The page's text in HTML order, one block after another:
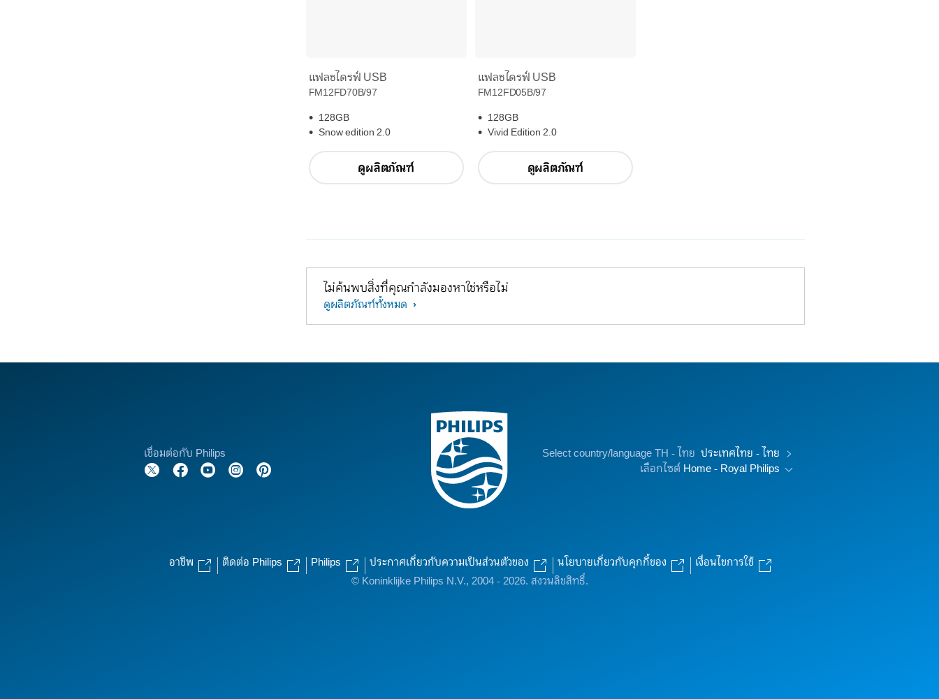
แฟลชไดรฟ์ USB
FM12FD70B/97
128GB
Snow edition 2.0
ดูผลิตภัณฑ์
แฟลชไดรฟ์ USB
FM12FD05B/97
128GB
Vivid Edition 2.0
ดูผลิตภัณฑ์
ไม่ค้นพบสิ่งที่คุณกำลังมองหาใช่หรือไม่
ดูผลิตภัณฑ์ทั้งหมด
เชื่อมต่อกับ Philips Select country/language TH - ไทย ประเทศไทย - ไทย
เลือกไซต์ Home - Royal Philips
อาชีพ ติดต่อ Philips Philips ประกาศเกี่ยวกับความเป็นส่วนตัวของ นโยบายเกี่ยวกับคุกกี้ของ
เงื่อนไขการใช้
© Koninklijke Philips N.V., 2004 - 2026. สงวนลิขสิทธิ์.